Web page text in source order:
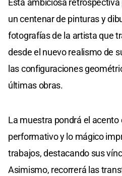
Esta ambiciosa
un centenar de pinturas y
fotografías de la artista que
desde el nuevo realismo de
las configuraciones
últimas obras.
La muestra pondrá el acento
performativo y lo mágico
trabajos, destacando sus
Asimismo, recorrerá las